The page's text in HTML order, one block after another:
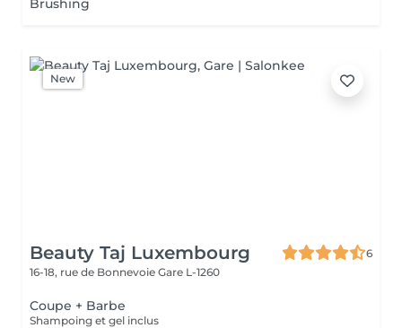
Brushing
New
Beauty Taj Luxembourg
6
16-18, rue de Bonnevoie Gare L-1260
Coupe + Barbe
Shampoing et gel inclus